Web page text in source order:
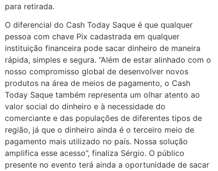
para retirada.
O diferencial do Cash Today Saque é que qualquer
pessoa com chave Pix cadastrada em qualquer
instituição financeira pode sacar dinheiro de maneira
rápida, simples e segura. “Além de estar alinhado com o
nosso compromisso global de desenvolver novos
produtos na área de meios de pagamento, o Cash
Today Saque também representa um olhar atento ao
valor social do dinheiro e à necessidade do
comerciante e das populações de diferentes tipos de
região, já que o dinheiro ainda é o terceiro meio de
pagamento mais utilizado no país. Nossa solução
amplifica esse acesso”, finaliza Sérgio. O público
presente no evento terá ainda a oportunidade de sacar